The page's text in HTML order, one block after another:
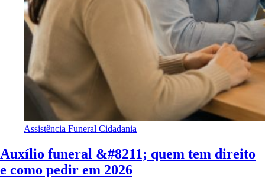
Assistência Funeral Cidadania
Auxílio funeral &#8211; quem tem direito
e como pedir em 2026